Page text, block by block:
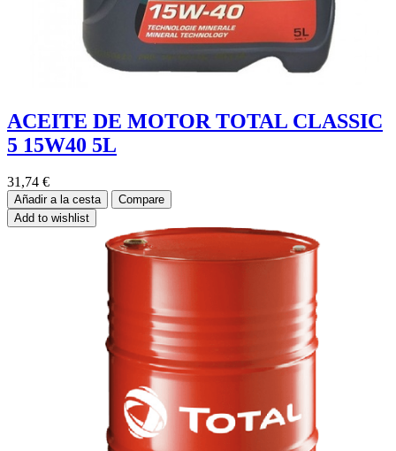
ACEITE DE MOTOR TOTAL CLASSIC
5 15W40 5L
31,74 €
Añadir a la cesta
Compare
Add to wishlist